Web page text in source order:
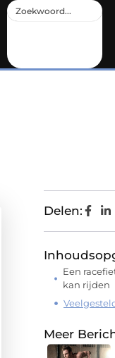
Delen:
Een
kan rijden
Meer